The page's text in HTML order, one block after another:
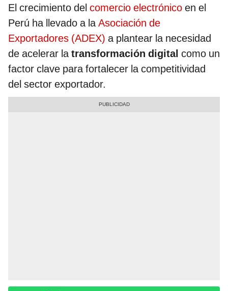
El crecimiento del comercio electrónico en el
Perú ha llevado a laAsociación de
Exportadores (ADEX) a plantear la necesidad
de acelerar latransformación digital como un
factor clave para fortalecer la competitividad
del sector exportador.